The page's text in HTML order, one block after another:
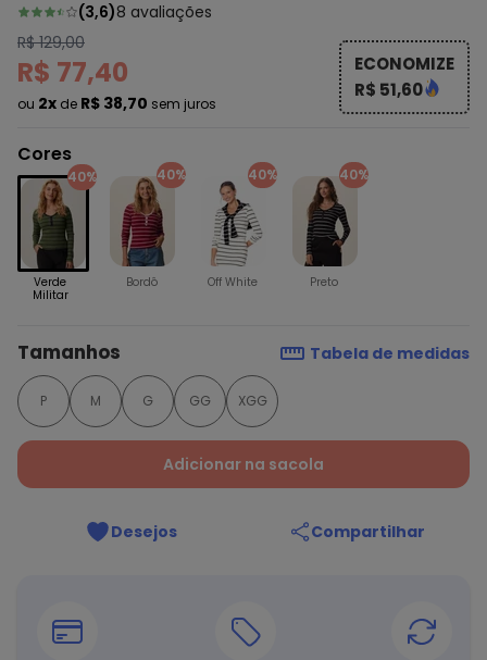
(3,6)8 avaliações
R$ 129,00
R$ 77,40
ou 2x de R$ 38,70 sem juros
ECONOMIZE
R$ 51,60
Cores
40%
Verde
Militar
40%
Bordô
40%
Off White
40%
Preto
Tamanhos Tabela de medidas
P M G GG XGG
Adicionar na sacola
Desejos Compartilhar